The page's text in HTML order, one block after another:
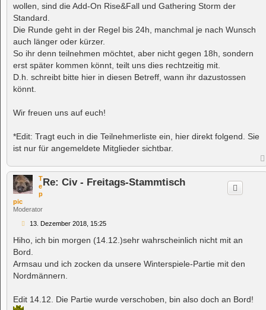
wollen, sind die Add-On Rise&Fall und Gathering Storm der
Standard.
Die Runde geht in der Regel bis 24h, manchmal je nach Wunsch
auch länger oder kürzer.
So ihr denn teilnehmen möchtet, aber nicht gegen 18h, sondern
erst später kommen könnt, teilt uns dies rechtzeitig mit.
D.h. schreibt bitte hier in diesen Betreff, wann ihr dazustossen
könnt.
Wir freuen uns auf euch!
*Edit: Tragt euch in die Teilnehmerliste ein, hier direkt folgend. Sie
ist nur für angemeldete Mitglieder sichtbar.
T
e
p
pic
Moderator
Re: Civ - Freitags-Stammtisch
B
i
r
a
g
13. Dezember 2018, 15:25
Hiho, ich bin morgen (14.12.)sehr wahrscheinlich nicht mit an
Bord.
Armsau und ich zocken da unsere Winterspiele-Partie mit den
Nordmännern.
Edit 14.12. Die Partie wurde verschoben, bin also doch an Bord!